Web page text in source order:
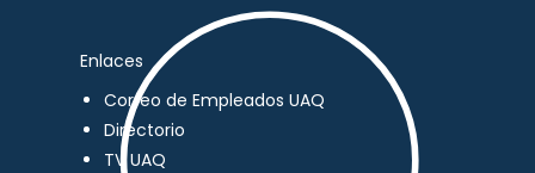
Enlaces
Correo de Empleados UAQ
Directorio
TV UAQ